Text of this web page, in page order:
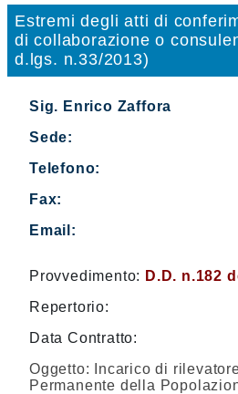
Estremi degli atti di
di collaborazione o
d.lgs. n.33/2013)
Sig. Enrico Zaffora
Sede:
Telefono:
Fax:
Email:
Provvedimento: D.D. n.182
Repertorio:
Data Contratto:
Oggetto:
Incarico di
Permanente della